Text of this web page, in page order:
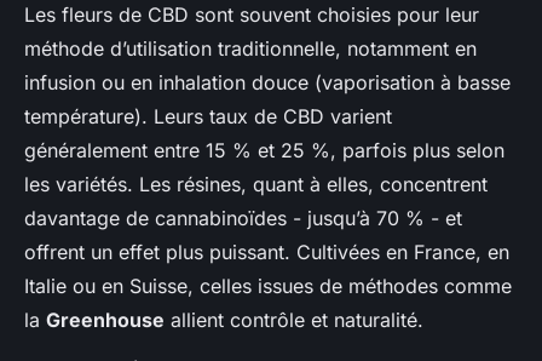
Les fleurs de CBD sont souvent choisies pour leur
méthode d’utilisation traditionnelle, notamment en
infusion ou en inhalation douce (vaporisation à basse
température). Leurs taux de CBD varient
généralement entre 15 % et 25 %, parfois plus selon
les variétés. Les résines, quant à elles, concentrent
davantage de cannabinoïdes - jusqu’à 70 % - et
offrent un effet plus puissant. Cultivées en France, en
Italie ou en Suisse, celles issues de méthodes comme
la Greenhouse allient contrôle et naturalité.